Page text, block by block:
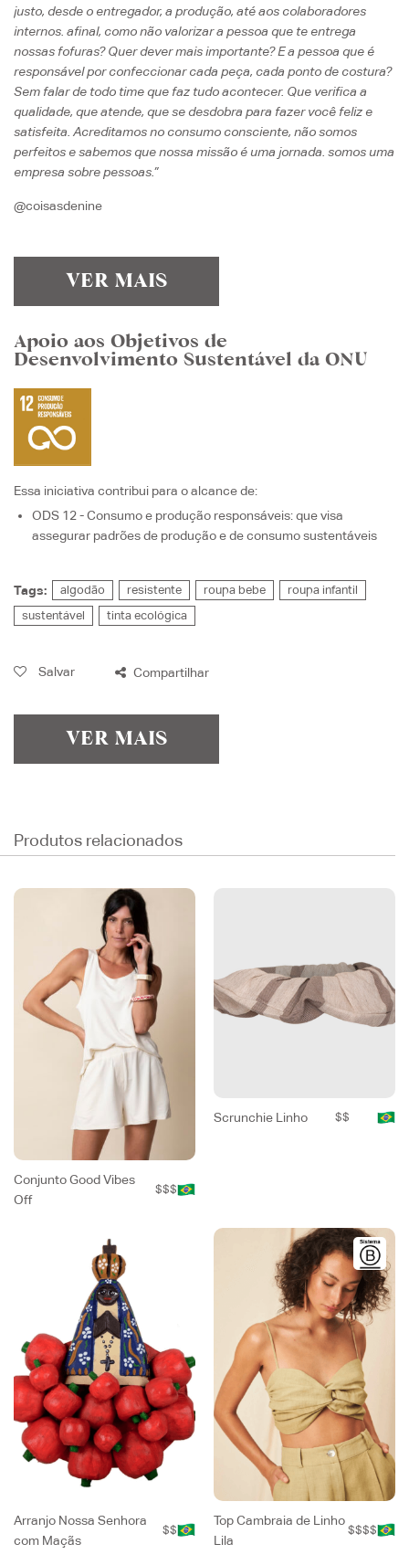
justo, desde o entregador, a produção, até aos colaboradores
internos. afinal, como não valorizar a pessoa que te entrega
nossas fofuras? Quer dever mais importante? E a pessoa que é
responsável por confeccionar cada peça, cada ponto de costura?
Sem falar de todo time que faz tudo acontecer. Que verifica a
qualidade, que atende, que se desdobra para fazer você feliz e
satisfeita. Acreditamos no consumo consciente, não somos
perfeitos e sabemos que nossa missão é uma jornada. somos uma
empresa sobre pessoas.”
@coisasdenine
VER MAIS
Apoio aos Objetivos de
Desenvolvimento Sustentável da ONU
Essa iniciativa contribui para o alcance de:
ODS 12 - Consumo e produção responsáveis: que visa
assegurar padrões de produção e de consumo sustentáveis
Tags: algodão resistente roupa bebe
roupa infantil
sustentável
tinta ecológica
Salvar Compartilhar
VER MAIS
Produtos relacionados
Conjunto Good Vibes
Off
$$$
Scrunchie Linho $$
Arranjo Nossa Senhora
com Maçãs
$$
Top Cambraia de Linho
Lila
$$$$